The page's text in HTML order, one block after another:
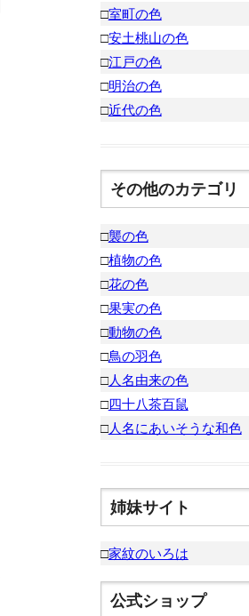
□室町の色
□安土桃山の色
□江戸の色
□明治の色
□近代の色
その他のカテゴリ
□襲の色
□植物の色
□花の色
□果実の色
□動物の色
□鳥の羽色
□人名由来の色
□四十八茶百鼠
□人名にあいそうな和色
姉妹サイト
□家紋のいろは
公式ショップ